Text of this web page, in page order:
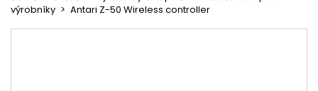
výrobníky
Antari Z-50 Wireless controller